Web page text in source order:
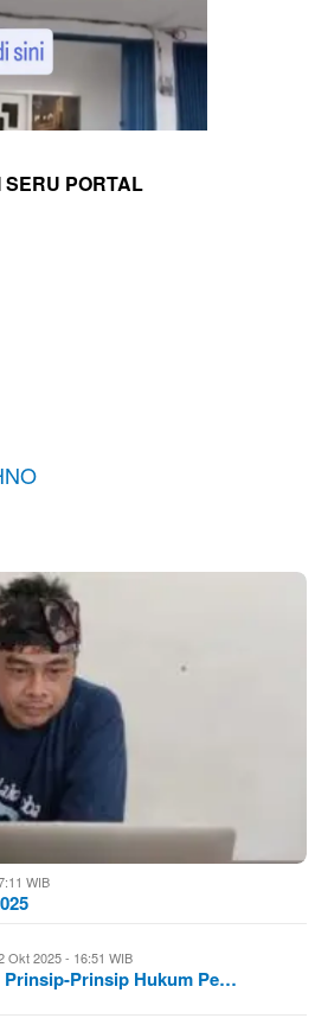
PORTAL
WIB
Okt 2025 - 16:51 WIB
Prinsip-Prinsip Hukum Pe…